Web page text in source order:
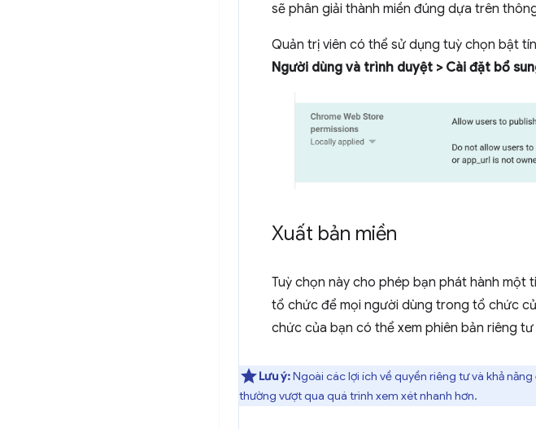
sẽ phân giải thành miền đúng dựa trên
Quản trị viên có thể sử dụng tuỳ chọn bật
Người dùng và trình duyệt > Cài đặt bổ
Xuất bản miền
Tuỳ chọn này cho phép bạn phát hành một
tổ chức để mọi người dùng trong tổ chức
chức của bạn có thể xem phiên bản riêng
Lưu ý:Ngoài các lợi ích về quyền riêng tư và khả
thường vượt qua quá trình xem xét nhanh hơn.